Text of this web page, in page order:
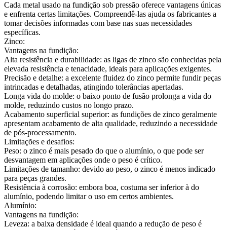
Cada metal usado na fundição sob pressão oferece vantagens únicas
e enfrenta certas limitações. Compreendê-las ajuda os fabricantes a
tomar decisões informadas com base nas suas necessidades
específicas.
Zinco:
Vantagens na fundição:
Alta resistência e durabilidade: as ligas de zinco são conhecidas pela
elevada resistência e tenacidade, ideais para aplicações exigentes.
Precisão e detalhe: a excelente fluidez do zinco permite fundir peças
intrincadas e detalhadas, atingindo tolerâncias apertadas.
Longa vida do molde: o baixo ponto de fusão prolonga a vida do
molde, reduzindo custos no longo prazo.
Acabamento superficial superior: as fundições de zinco geralmente
apresentam acabamento de alta qualidade, reduzindo a necessidade
de pós-processamento.
Limitações e desafios:
Peso: o zinco é mais pesado do que o alumínio, o que pode ser
desvantagem em aplicações onde o peso é crítico.
Limitações de tamanho: devido ao peso, o zinco é menos indicado
para peças grandes.
Resistência à corrosão: embora boa, costuma ser inferior à do
alumínio, podendo limitar o uso em certos ambientes.
Alumínio:
Vantagens na fundição:
Leveza: a baixa densidade é ideal quando a redução de peso é